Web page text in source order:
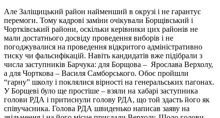
Але Заліщицький район найменший в окрузі і не гарантує
перемоги. Тому кадрові заміни очікували Борщівський і
Чортківський райони, оскільки керівники цих районів не
мали достатнього досвіду проведення виборів і не
погоджувалися на проведення відкритого адміністративно
тиску чи фальсифікацій. Навіть кандидатів вже підібрали з
числа заступників Барчука: для Борщова – Ярослава Верхолу,
а для Чорткова – Василя Самборського. Обоє пройшли
“гарну” школу і поклялися вірності на генеральських пагонах.
У Борщеві було ще простіше – взяли на хабарі заступника
голови РДА і притиснули голову РДА, що той здасть його як
співучасника. Голова РДА швиденько написав заяву на